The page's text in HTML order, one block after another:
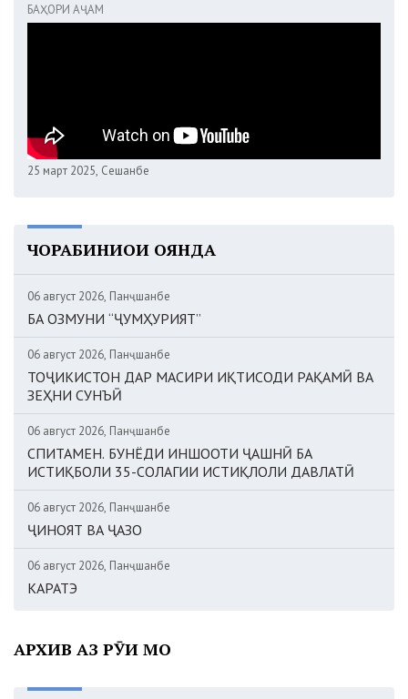
БАҲОРИ АҶАМ
25 март 2025, Сешанбе
ЧОРАБИНИҲОИ ОЯНДА
06 август 2026, Панҷшанбе
БА ОЗМУНИ “ҶУМҲУРИЯТ”
06 август 2026, Панҷшанбе
ТОҶИКИСТОН ДАР МАСИРИ ИҚТИСОДИ РАҚАМӢ ВА
ЗЕҲНИ СУНЪӢ
06 август 2026, Панҷшанбе
СПИТАМЕН. БУНЁДИ ИНШООТИ ҶАШНӢ БА
ИСТИҚБОЛИ 35-СОЛАГИИ ИСТИҚЛОЛИ ДАВЛАТӢ
06 август 2026, Панҷшанбе
ҶИНОЯТ ВА ҶАЗО
06 август 2026, Панҷшанбе
КАРАТЭ
АРХИВ АЗ РӮИ МОҲ